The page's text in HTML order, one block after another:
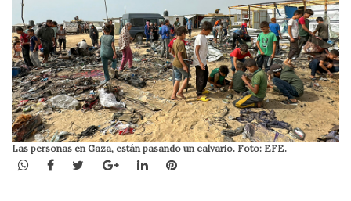
Las personas en Gaza, están pasando un calvario. Foto: EFE.
WhatsApp
Facebook
TwitterGoogle+LinkedInPinterest